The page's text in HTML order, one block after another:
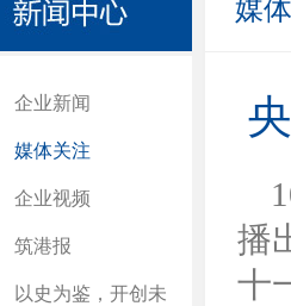
企业新闻
媒体关注
企业视频
筑港报
以史为鉴，开创未
媒
播
十